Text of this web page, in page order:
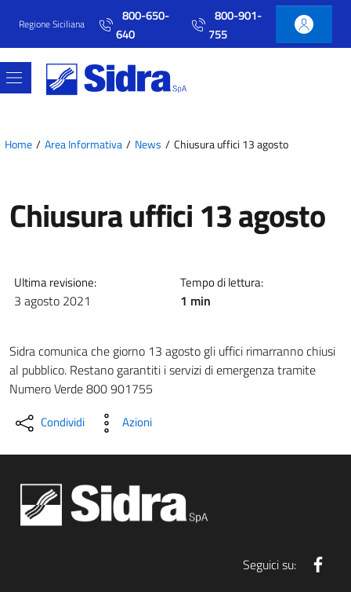
Vai al contenuto principale
Vai al menu principale
Regione Siciliana
800-650-
640
800-901-
755
Home Area Informativa News Chiusura uffici 13 agosto
Chiusura uffici 13 agosto
Ultima revisione:
3 agosto 2021
Tempo di lettura:
1 min
Sidra comunica che giorno 13 agosto gli uffici rimarranno chiusi
al pubblico. Restano garantiti i servizi di emergenza tramite
Numero Verde 800 901755
Condividi Azioni
Seguici su: